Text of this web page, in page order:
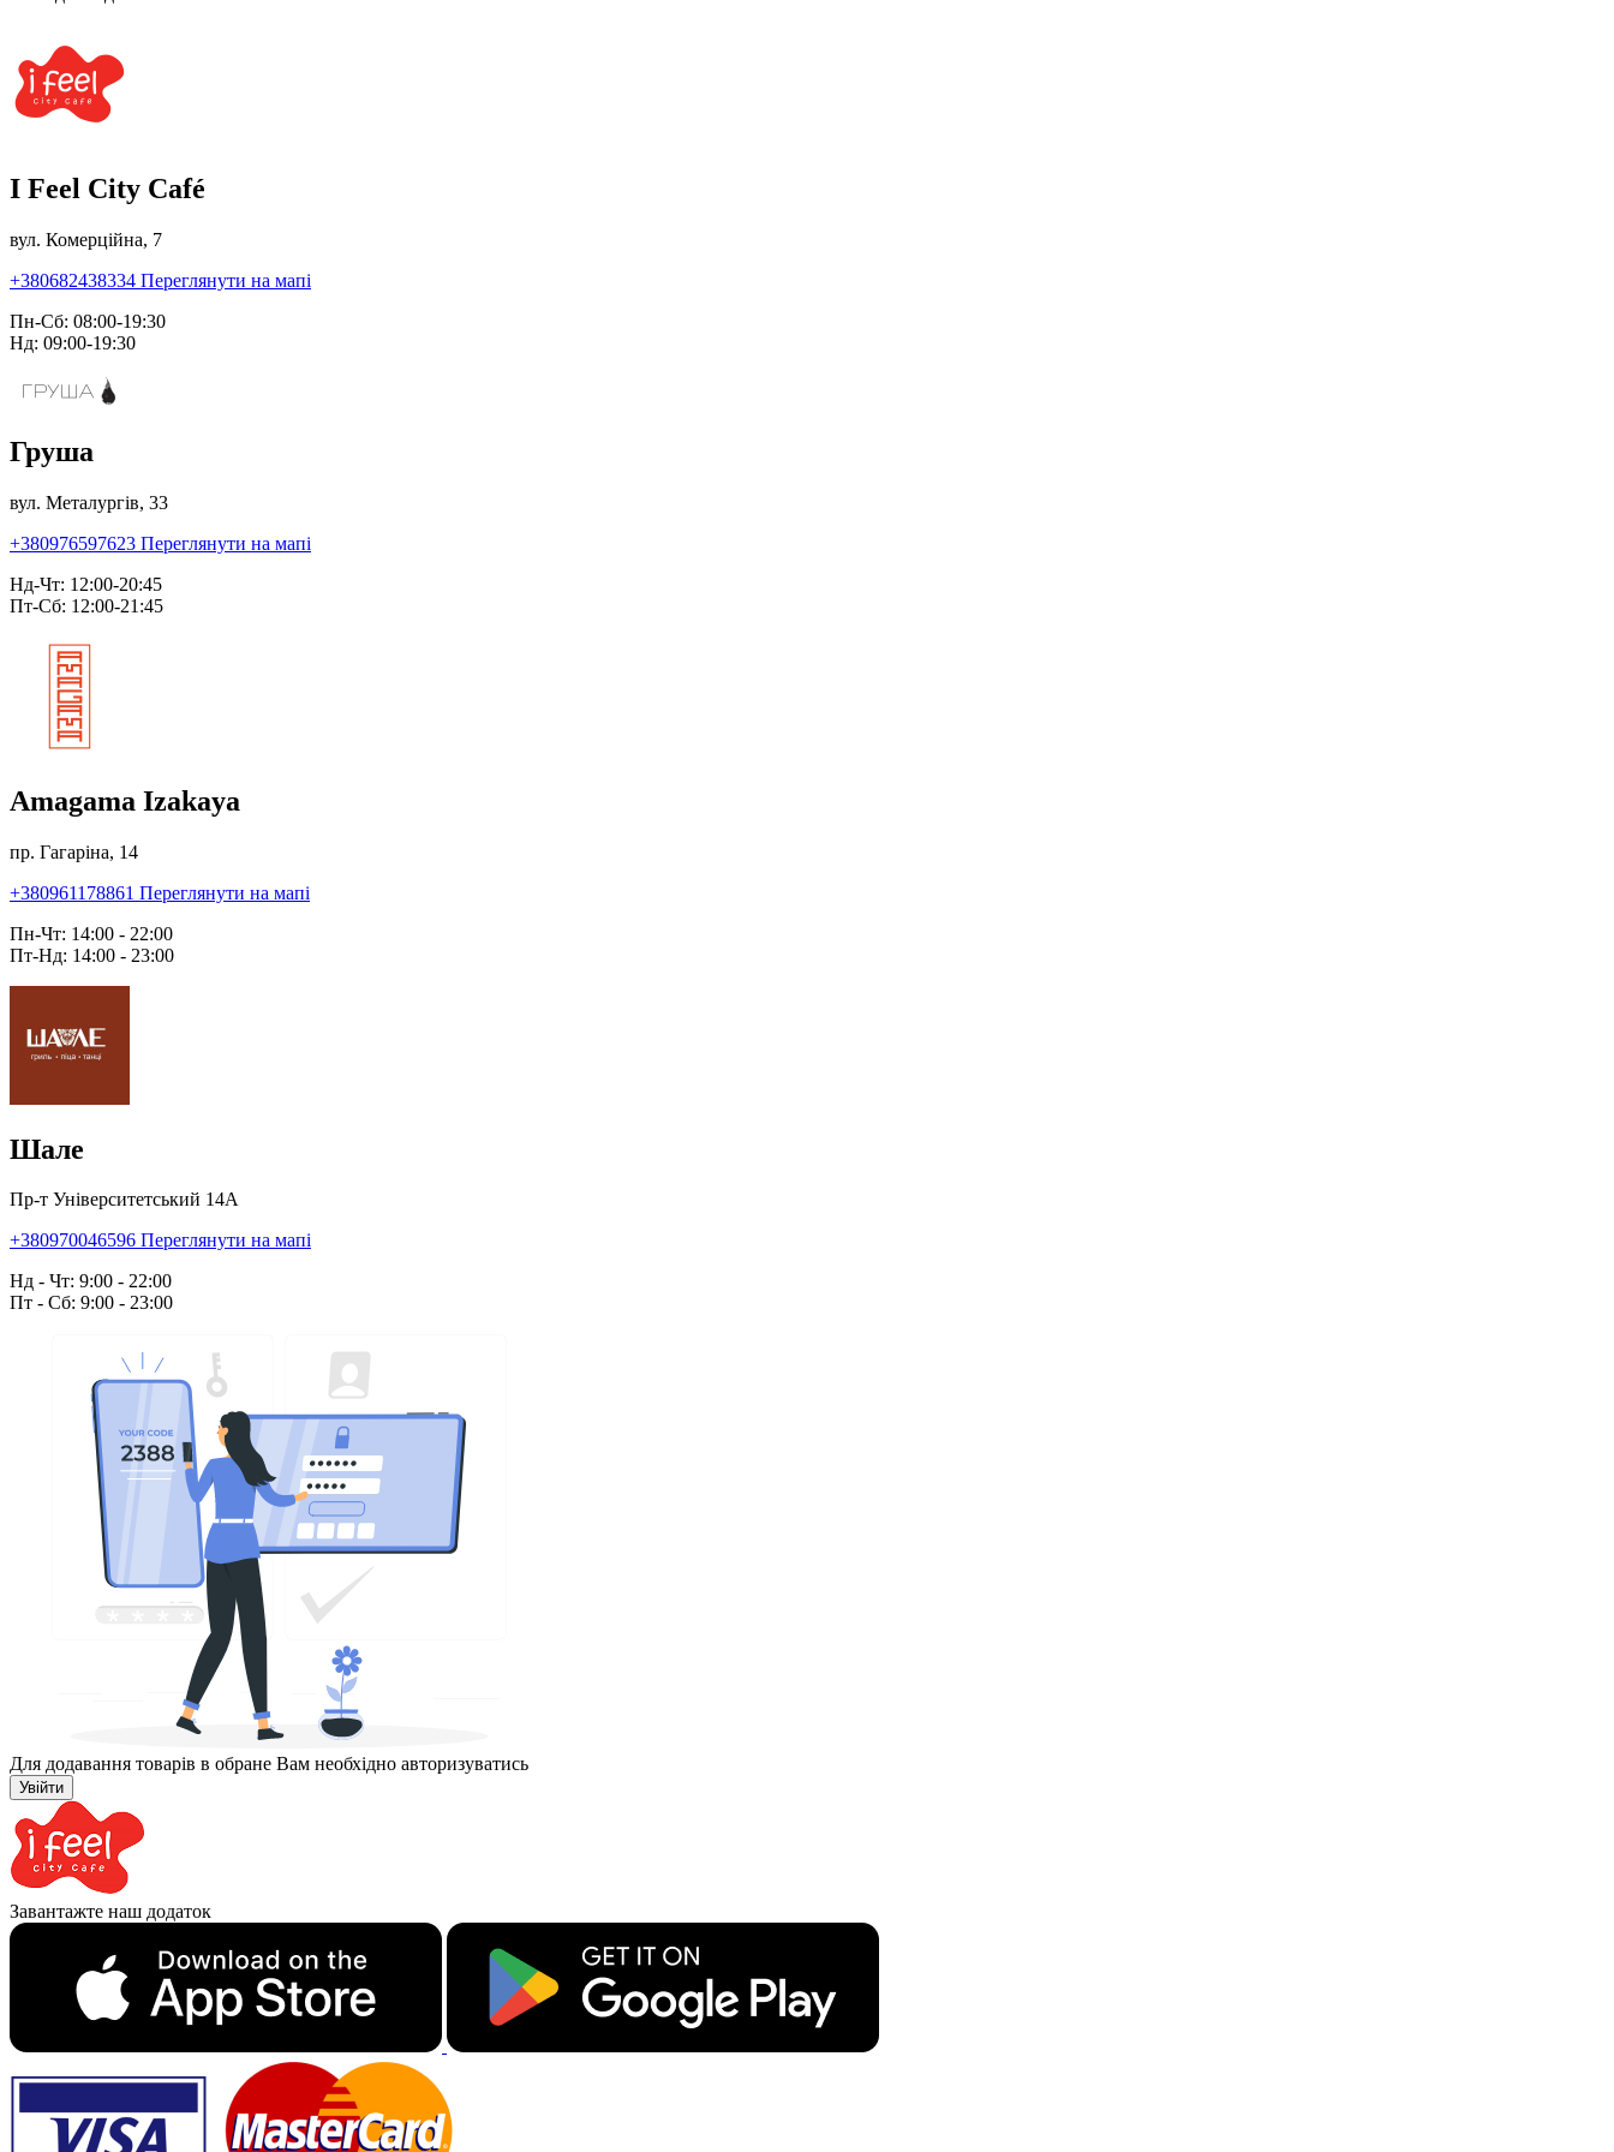
I Feel City Café
вул. Комерційна, 7
+380682438334 Переглянути на мапі
Пн-Сб: 08:00-19:30
Нд: 09:00-19:30
Груша
вул. Металургів, 33
+380976597623 Переглянути на мапі
Нд-Чт: 12:00-20:45
Пт-Сб: 12:00-21:45
Amagama Izakaya
пр. Гагаріна, 14
+380961178861 Переглянути на мапі
Пн-Чт: 14:00 - 22:00
Пт-Нд: 14:00 - 23:00
Шале
Пр-т Університетський 14А
+380970046596 Переглянути на мапі
Нд - Чт: 9:00 - 22:00
Пт - Сб: 9:00 - 23:00
Для додавання товарів в обране Вам необхідно авторизуватись
Увійти
Завантажте наш додаток